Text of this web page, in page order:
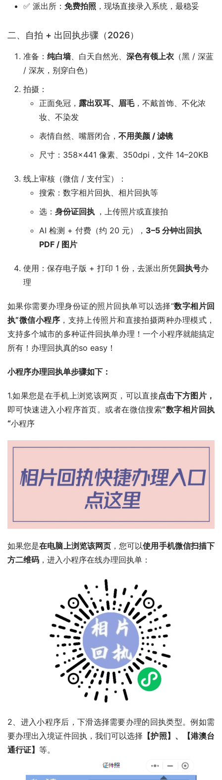
✅ 派出所： 免费拍照 ，现场直接录入系统，最稳妥
二、自拍 + 出回执步骤（2026）
准备： 纯白墙、白天自然光、 深色有领上衣 （黑 / 深蓝
/ 深灰，别穿白色）
拍摄：
正面免冠， 露出双耳、眉毛，不戴首饰、不化浓
妆、不染发
表情自然、嘴唇闭合， 不用美颜 / 滤镜
尺寸：358×441 像素、350dpi，文件 14–20KB
线上审核（微信 / 支付宝）：
搜索：数字相片回执、相片回执等
选： 身份证回执 ，上传照片或直接拍
AI 检测 + 付费（约 20 元）， 3–5 分钟出回执
PDF / 图片
使用：保存电子版 + 打印 1 份，去派出所凭回执号办
理
如果你需要办理身份证的照片回执单可以选择“数字相片回
执”微信小程序 ，支持上传照片和直接拍摄两种办理模式，
支持多个城市的多种证件回执单办理！一个小程序就能搞定
所有！办理回执真的so easy！
小程序办理回执单步骤如下：
1.如果您是在手机上浏览该网页，可以直接点击下方图片，
即可快速进入小程序首页。或者在微信搜索”数字相片回执
“小程序
如果您是在电脑上浏览该网页 ，您可以使用手机微信扫描下
方二维码 ，进入小程序在线办理回执单：
2、进入小程序后，下滑选择需要办理的回执类型。例如需
要办理出入境证件回执，我们可以选择 【护照】、【港澳台
通行证】 等。